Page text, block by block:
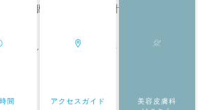
間 アクセスガイド
美容皮膚科
個人情報保護方針
市 よしき皮膚科・形成外科